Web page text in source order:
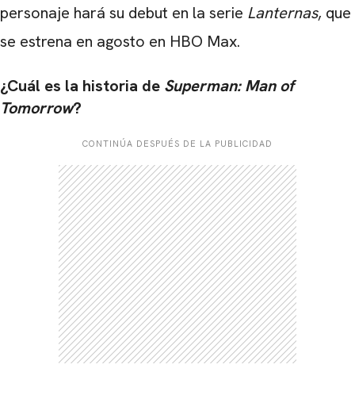
personaje hará su debut en la serie Lanternas, que
se estrena en agosto en HBO Max.
¿Cuál es la historia de Superman: Man of
Tomorrow?
CONTINÚA DESPUÉS DE LA PUBLICIDAD